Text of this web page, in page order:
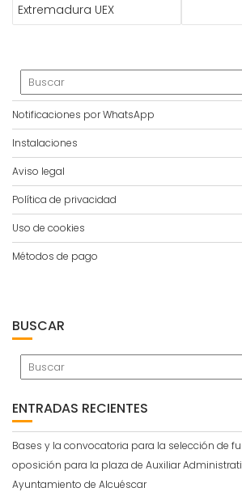
Extremadura UEX
Notificaciones por WhatsApp
Instalaciones
Aviso legal
Política de privacidad
Uso de cookies
Métodos de pago
BUSCAR
ENTRADAS RECIENTES
Bases y la convocatoria para la selección de
oposición para la plaza de Auxiliar
Ayuntamiento de Alcuéscar